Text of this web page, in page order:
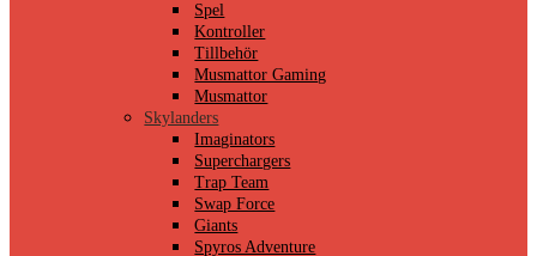
Spel
Kontroller
Tillbehör
Musmattor Gaming
Musmattor
Skylanders
Imaginators
Superchargers
Trap Team
Swap Force
Giants
Spyros Adventure